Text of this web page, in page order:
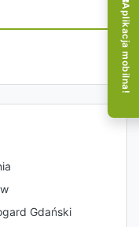
Gdański
Aplikacja mobilna!